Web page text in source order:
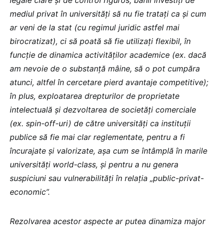
mediul privat în universități să nu fie tratați ca și cum
ar veni de la stat (cu regimul juridic astfel mai
birocratizat), ci să poată să fie utilizați flexibil, în
funcție de dinamica activităților academice (ex. dacă
am nevoie de o substanță mâine, să o pot cumpăra
atunci, altfel în cercetare pierd avantaje competitive);
în plus, exploatarea drepturilor de proprietate
intelectuală și dezvoltarea de societăți comerciale
(ex. spin-off-uri) de către universități ca instituții
publice să fie mai clar reglementate, pentru a fi
încurajate și valorizate, așa cum se întâmplă în marile
universități world-class, și pentru a nu genera
suspiciuni sau vulnerabilități în relația „public-privat-
economic”.
Rezolvarea acestor aspecte ar putea dinamiza major